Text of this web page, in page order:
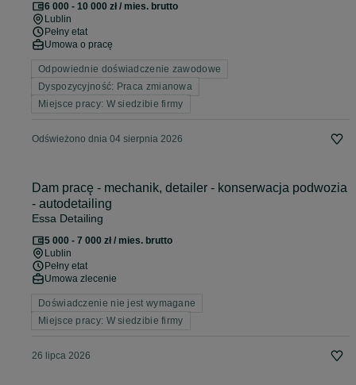
6 000 - 10 000 zł / mies. brutto
Lublin
Pełny etat
Umowa o pracę
Odpowiednie doświadczenie zawodowe
Dyspozycyjność: Praca zmianowa
Miejsce pracy: W siedzibie firmy
Odświeżono dnia 04 sierpnia 2026
Dam pracę - mechanik, detailer - konserwacja podwozia
- autodetailing
Essa Detailing
5 000 - 7 000 zł / mies. brutto
Lublin
Pełny etat
Umowa zlecenie
Doświadczenie nie jest wymagane
Miejsce pracy: W siedzibie firmy
26 lipca 2026